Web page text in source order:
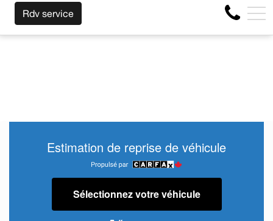
LA MARQUE AVANT LA FIN DE VOTRE BAIL !
4356 Boul Métropolitain E, Montréal, QC, CA H1S 1A2
EN
Rdv service
Estimation de reprise de véhicule
Sélectionnez votre véhicule